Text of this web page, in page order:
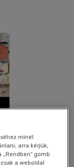
minél
arra kérjük,
gomb
a weboldal